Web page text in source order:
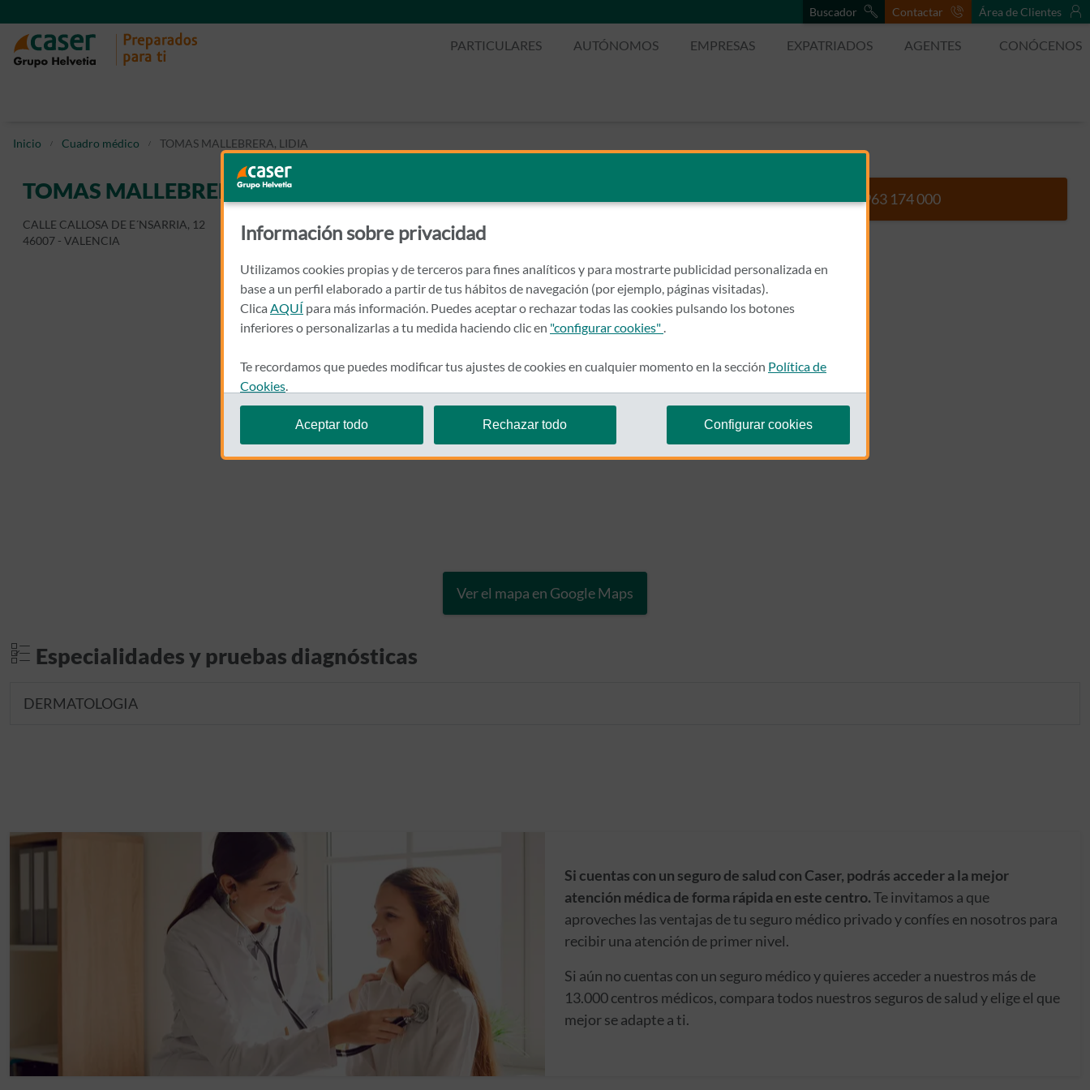
Buscador Contactar Área de Clientes
PARTICULARES AUTÓNOMOS EMPRESAS EXPATRIADOS AGENTES CONÓCENOS
Inicio Cuadro médico TOMAS MALLEBRERA, LIDIA
TOMAS MALLEBRERA, LIDIA
CALLE CALLOSA DE E´NSARRIA, 12
46007 - VALENCIA
963 174 000
Llamar a TOMAS
Ver el mapa en Google Maps
Especialidades y pruebas diagnósticas
DERMATOLOGIA
Si cuentas con un seguro de salud con Caser, podrás acceder a la mejor
atención médica de forma rápida en este centro.Te invitamos a que
aproveches las ventajas de tu seguro médico privado y confíes en nosotros para
recibir una atención de primer nivel.
Si aún no cuentas con un seguro médico y quieres acceder a nuestros más de
13.000 centros médicos, compara todos nuestros seguros de salud y elige el que
mejor se adapte a ti.
Información sobre privacidad
Utilizamos cookies propias y de terceros para fines analíticos y para mostrarte publicidad personalizada en
base a un perfil elaborado a partir de tus hábitos de navegación (por ejemplo, páginas visitadas).
Clica AQUÍ para más información. Puedes aceptar o rechazar todas las cookies pulsando los botones
inferiores o personalizarlas a tu medida haciendo clic en "configurar cookies"
Te recordamos que puedes modificar tus ajustes de cookies en cualquier momento en la sección Política de
Cookies
Aceptar todo Rechazar todo Configurar cookies